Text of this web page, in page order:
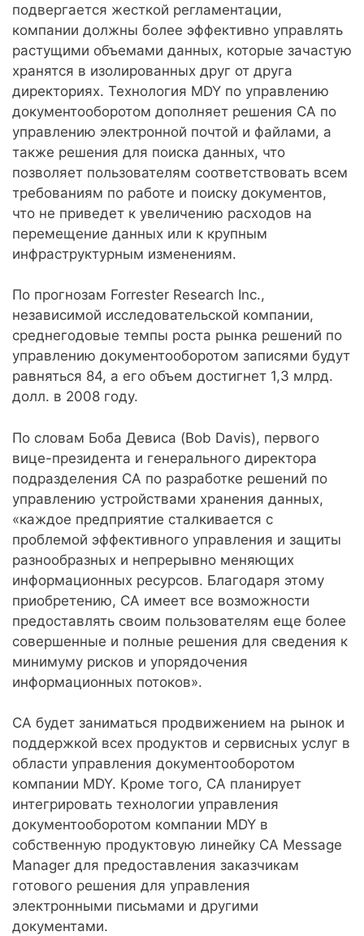
подвергается жесткой регламентации,
компании должны более эффективно управлять
растущими объемами данных, которые зачастую
хранятся в изолированных друг от друга
директориях. Технология MDY по управлению
документооборотом дополняет решения CA по
управлению электронной почтой и файлами, а
также решения для поиска данных, что
позволяет пользователям соответствовать всем
требованиям по работе и поиску документов,
что не приведет к увеличению расходов на
перемещение данных или к крупным
инфраструктурным изменениям.
По прогнозам Forrester Research Inc.,
независимой исследовательской компании,
среднегодовые темпы роста рынка решений по
управлению документооборотом записями будут
равняться 84, а его объем достигнет 1,3 млрд.
долл. в 2008 году.
По словам Боба Девиса (Bob Davis), первого
вице-президента и генерального директора
подразделения CA по разработке решений по
управлению устройствами хранения данных,
«каждое предприятие сталкивается с
проблемой эффективного управления и защиты
разнообразных и непрерывно меняющих
информационных ресурсов. Благодаря этому
приобретению, CA имеет все возможности
предоставлять своим пользователям еще более
совершенные и полные решения для сведения к
минимуму рисков и упорядочения
информационных потоков».
CA будет заниматься продвижением на рынок и
поддержкой всех продуктов и сервисных услуг в
области управления документооборотом
компании MDY. Кроме того, CA планирует
интегрировать технологии управления
документооборотом компании MDY в
собственную продуктовую линейку CA Message
Manager для предоставления заказчикам
готового решения для управления
электронными письмами и другими
документами.